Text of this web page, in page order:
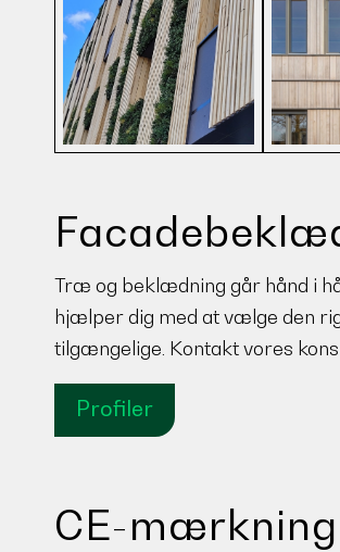
Træ og beklædning går hånd i
hjælper dig med at vælge den
tilgængelige. Kontakt vores
Profiler
CE-